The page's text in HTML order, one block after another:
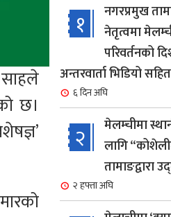
छ।
१
नगरप्रमुख
नेतृत्वमा
परिवर्तनको
अन्तरवार्ता भिडियो सहित
६ दिन अघि
२
मेलम्चीमा
लागि
तामाङद्वारा
२ हफ्ता अघि